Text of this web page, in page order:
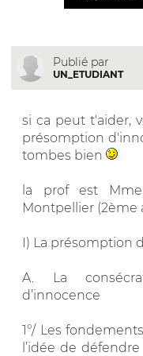
Publié par
UN_ETUDIANT
si ca peut t'aider,
présomption
tombes bien
la prof est
Montpellier (2ème
I) La présomption
A. La
d’innocence
1°/ Les
l’idée de